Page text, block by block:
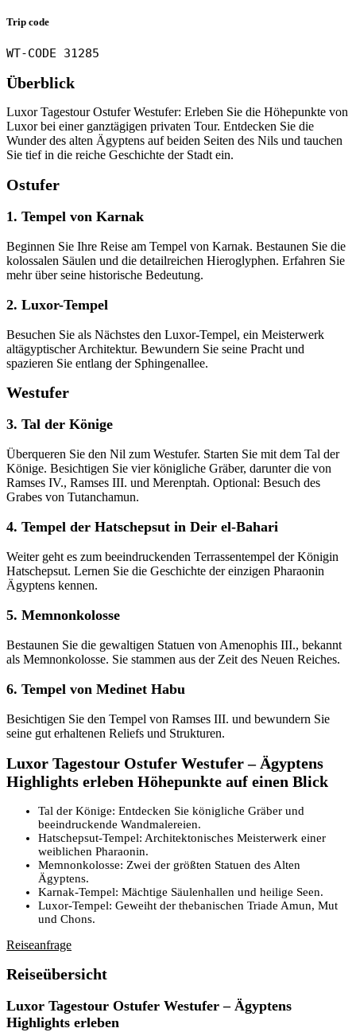
Trip code
WT-CODE 31285
Überblick
Luxor Tagestour Ostufer Westufer: Erleben Sie die Höhepunkte von
Luxor bei einer ganztägigen privaten Tour. Entdecken Sie die
Wunder des alten Ägyptens auf beiden Seiten des Nils und tauchen
Sie tief in die reiche Geschichte der Stadt ein.
Ostufer
1. Tempel von Karnak
Beginnen Sie Ihre Reise am Tempel von Karnak. Bestaunen Sie die
kolossalen Säulen und die detailreichen Hieroglyphen. Erfahren Sie
mehr über seine historische Bedeutung.
2. Luxor-Tempel
Besuchen Sie als Nächstes den Luxor-Tempel, ein Meisterwerk
altägyptischer Architektur. Bewundern Sie seine Pracht und
spazieren Sie entlang der Sphingenallee.
Westufer
3. Tal der Könige
Überqueren Sie den Nil zum Westufer. Starten Sie mit dem Tal der
Könige. Besichtigen Sie vier königliche Gräber, darunter die von
Ramses IV., Ramses III. und Merenptah. Optional: Besuch des
Grabes von Tutanchamun.
4. Tempel der Hatschepsut in Deir el-Bahari
Weiter geht es zum beeindruckenden Terrassentempel der Königin
Hatschepsut. Lernen Sie die Geschichte der einzigen Pharaonin
Ägyptens kennen.
5. Memnonkolosse
Bestaunen Sie die gewaltigen Statuen von Amenophis III., bekannt
als Memnonkolosse. Sie stammen aus der Zeit des Neuen Reiches.
6. Tempel von Medinet Habu
Besichtigen Sie den Tempel von Ramses III. und bewundern Sie
seine gut erhaltenen Reliefs und Strukturen.
Luxor Tagestour Ostufer Westufer – Ägyptens
Highlights erleben Höhepunkte auf einen Blick
Tal der Könige: Entdecken Sie königliche Gräber und
beeindruckende Wandmalereien.
Hatschepsut-Tempel: Architektonisches Meisterwerk einer
weiblichen Pharaonin.
Memnonkolosse: Zwei der größten Statuen des Alten
Ägyptens.
Karnak-Tempel: Mächtige Säulenhallen und heilige Seen.
Luxor-Tempel: Geweiht der thebanischen Triade Amun, Mut
und Chons.
Reiseanfrage
Reiseübersicht
Luxor Tagestour Ostufer Westufer – Ägyptens
Highlights erleben